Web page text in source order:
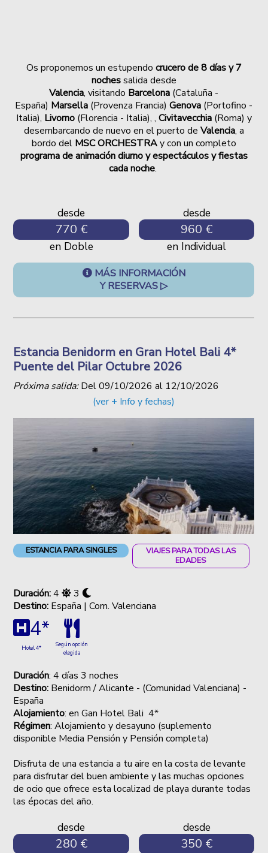
Os proponemos un estupendo crucero de 8 días y 7
nochessalida desde
Valencia, visitando Barcelona (Cataluña -
España) Marsella (Provenza Francia) Genova (Portofino -
Italia), Livorno(Florencia - Italia), , Civitavecchia(Roma) y
desembarcando de nuevo en el puerto de Valencia, a
bordo del MSC ORCHESTRAy con un completo
programa de animación diurno y espectáculos y fiestas
cada noche.
desde
770 €
en Doble
desde
960 €
en Individual
MÁS INFORMACIÓN
Y RESERVAS ▷
Estancia Benidorm en Gran Hotel Bali 4*
Puente del Pilar Octubre 2026
Próxima salida:Del09/10/2026 al 12/10/2026
(ver + Info y fechas)
ESTANCIA PARA SINGLES
VIAJES PARA TODAS LAS
EDADES
Duración:4
3
Destino: España | Com. Valenciana
4*
Hotel 4*
Según opción
elegida
Duración: 4 días 3 noches
Destino: Benidorm / Alicante - (Comunidad Valenciana) -
España
Alojamiento: en Gan Hotel Bali 4*
Régimen: Alojamiento y desayuno (suplemento
disponible Media Pensión y Pensión completa)
Disfruta de una estancia a tu aire en la costa de levante
para disfrutar del buen ambiente y las muchas opciones
de ocio que ofrece esta localizad de playa durante todas
las épocas del año.
desde
280 €
desde
350 €